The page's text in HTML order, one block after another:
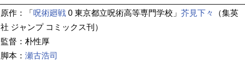
原作：「 呪術廻戦 0 東京都立呪術高等専門学校」 芥見下々
（集英
社 ジャンプ コミックス刊）
監督：朴性厚
脚本： 瀬古浩司